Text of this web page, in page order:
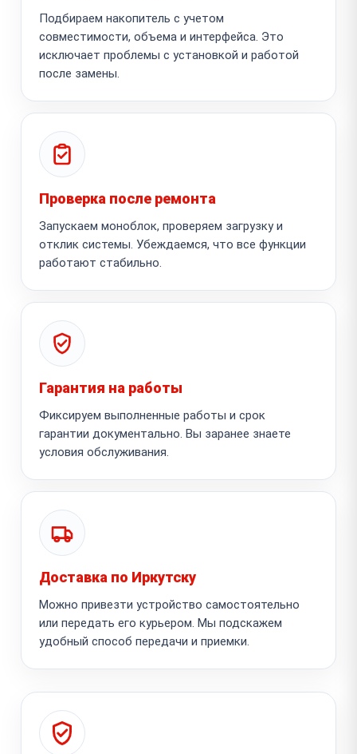
Подбираем накопитель с учетом
совместимости, объема и интерфейса. Это
исключает проблемы с установкой и работой
после замены.
Проверка после ремонта
Запускаем моноблок, проверяем загрузку и
отклик системы. Убеждаемся, что все функции
работают стабильно.
Гарантия на работы
Фиксируем выполненные работы и срок
гарантии документально. Вы заранее знаете
условия обслуживания.
Доставка по Иркутску
Можно привезти устройство самостоятельно
или передать его курьером. Мы подскажем
удобный способ передачи и приемки.